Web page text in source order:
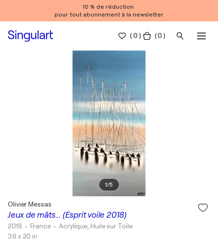
10 % de réduction
pour tout abonnement à la newsletter
(0 ) ( 0 )
1/5
Jeux de mâts... (Esprit voile 2018)
Olivier Messas
2018 • France •Acrylique, Huile sur Toile
39 x 20 in